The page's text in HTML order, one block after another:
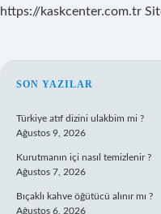
https://kaskcenter.com.tr
SIDEBAR
SON YAZILAR
Türkiye atıf dizini ulakbim mi ?
Ağustos 9, 2026
Kurutmanın içi nasıl temizlenir ?
Ağustos 7, 2026
Bıçaklı kahve öğütücü alınır mı ?
Ağustos 6, 2026